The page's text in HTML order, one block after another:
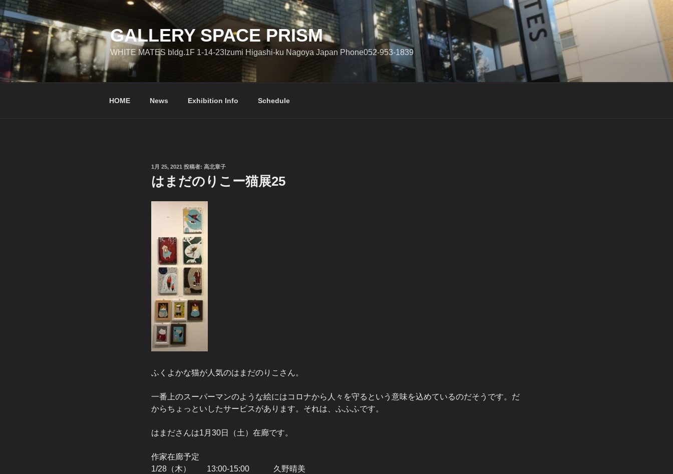
コ
ン
テ
ン
ツ
ス
GALLERY SPACE PRISM
WHITE MATES bldg.1F 1-14-23Izumi Higashi-ku Nagoya Japan Phone052-953-1839
HOME News Exhibition Info Schedule
投
日:
1月 25, 2021 投稿者: 高北章子
はまだのりこー猫展25
ふくよかな猫が人気のはまだのりこさん。
一番上のスーパーマンのような絵にはコロナから人々を守るという意味を込めているのだそうです。だ
からちょっといしたサービスがあります。それは、ふふふです。
はまださんは1月30日（土）在廊です。
作家在廊予定
1/28（木） 13:00-15:00 久野晴美